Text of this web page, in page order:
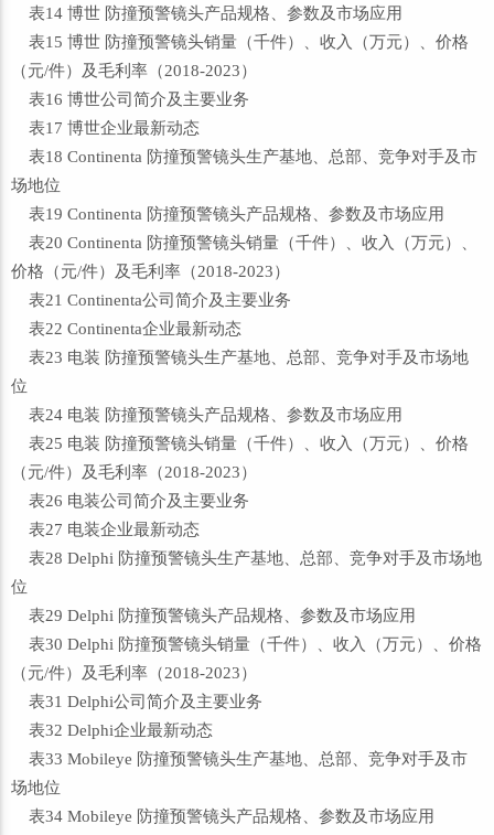
表14 博世 防撞预警镜头产品规格、参数及市场应用
表15 博世 防撞预警镜头销量（千件）、收入（万元）、价格
（元/件）及毛利率（2018-2023）
表16 博世公司简介及主要业务
表17 博世企业最新动态
表18 Continenta 防撞预警镜头生产基地、总部、竞争对手及市
场地位
表19 Continenta 防撞预警镜头产品规格、参数及市场应用
表20 Continenta 防撞预警镜头销量（千件）、收入（万元）、
价格（元/件）及毛利率（2018-2023）
表21 Continenta公司简介及主要业务
表22 Continenta企业最新动态
表23 电装 防撞预警镜头生产基地、总部、竞争对手及市场地
位
表24 电装 防撞预警镜头产品规格、参数及市场应用
表25 电装 防撞预警镜头销量（千件）、收入（万元）、价格
（元/件）及毛利率（2018-2023）
表26 电装公司简介及主要业务
表27 电装企业最新动态
表28 Delphi 防撞预警镜头生产基地、总部、竞争对手及市场地
位
表29 Delphi 防撞预警镜头产品规格、参数及市场应用
表30 Delphi 防撞预警镜头销量（千件）、收入（万元）、价格
（元/件）及毛利率（2018-2023）
表31 Delphi公司简介及主要业务
表32 Delphi企业最新动态
表33 Mobileye 防撞预警镜头生产基地、总部、竞争对手及市
场地位
表34 Mobileye 防撞预警镜头产品规格、参数及市场应用